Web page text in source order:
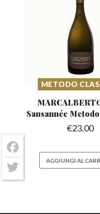
METODO
Sansannée
€23.00
AGGIUNGI AL
Facebook
Twitter